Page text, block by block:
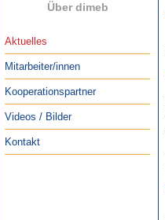
Über dimeb
Aktuelles
Mitarbeiter/innen
Kooperationspartner
Videos / Bilder
Kontakt